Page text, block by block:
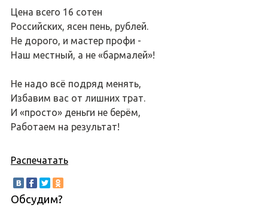
Цена всего 16 сотен
Российских, ясен пень, рублей.
Не дорого, и мастер профи -
Наш местный, а не «бармалей»!
Не надо всё подряд менять,
Избавим вас от лишних трат.
И «просто» деньги не берём,
Работаем на результат!
Распечатать
Обсудим?